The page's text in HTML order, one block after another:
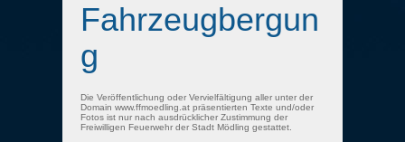
Fahrzeugbergun
g
Die Veröffentlichung oder Vervielfältigung aller unter der
Domain www.ffmoedling.at präsentierten Texte und/oder
Fotos ist nur nach ausdrücklicher Zustimmung der
Freiwilligen Feuerwehr der Stadt Mödling gestattet.